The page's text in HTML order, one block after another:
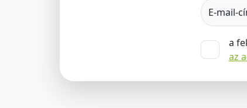
E-mail-
a
az